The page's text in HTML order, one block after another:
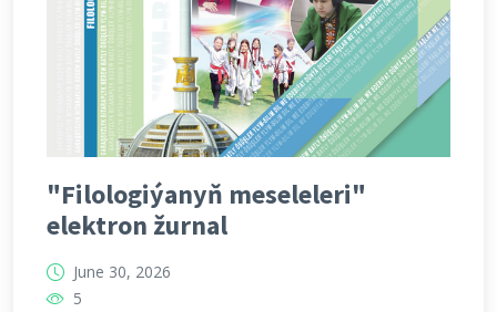
"Filologiýanyň meseleleri"
elektron žurnal
June 30, 2026
5